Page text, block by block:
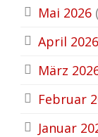
Mai 2026
April 2026
März
Februar
Januar